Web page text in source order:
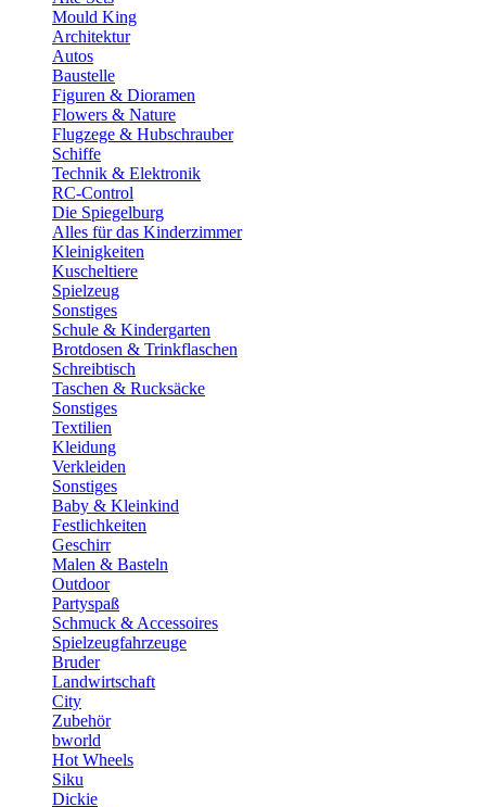
Mould King
Architektur
Autos
Baustelle
Figuren & Dioramen
Flowers & Nature
Flugzege & Hubschrauber
Schiffe
Technik & Elektronik
RC-Control
Die Spiegelburg
Alles für das Kinderzimmer
Kleinigkeiten
Kuscheltiere
Spielzeug
Sonstiges
Schule & Kindergarten
Brotdosen & Trinkflaschen
Schreibtisch
Taschen & Rucksäcke
Sonstiges
Textilien
Kleidung
Verkleiden
Sonstiges
Baby & Kleinkind
Festlichkeiten
Geschirr
Malen & Basteln
Outdoor
Partyspaß
Schmuck & Accessoires
Spielzeugfahrzeuge
Bruder
Landwirtschaft
City
Zubehör
bworld
Hot Wheels
Siku
Dickie